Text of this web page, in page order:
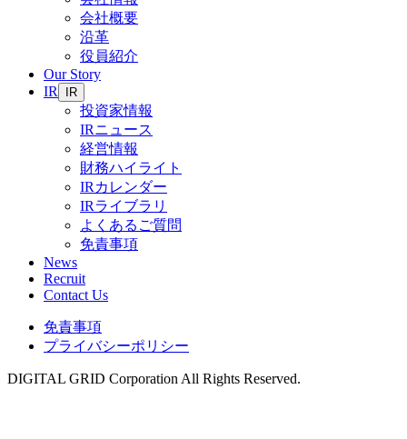
会社概要
沿革
役員紹介
Our Story
IR
IR
投資家情報
IRニュース
経営情報
財務ハイライト
IRカレンダー
IRライブラリ
よくあるご質問
免責事項
News
Recruit
Contact Us
免責事項
プライバシーポリシー
DIGITAL GRID Corporation All Rights Reserved.